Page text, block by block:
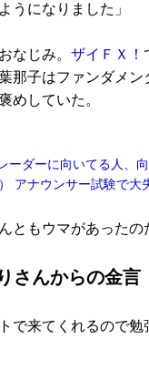
うになりました」
なじみ。 ザイＦＸ！
那子はファンダメ
めしていた。
ーダーに向いてる人、
アナウンサー試験で大
もウマがあったの
さんからの金言
来てくれるので勉